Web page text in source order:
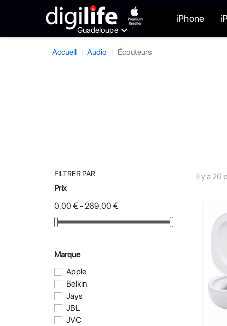
Guadeloupe 
iPhone
Accueil Audio Écouteurs
FILTRER PAR
Prix
0,00 € - 269,00 €
Marque
Apple
Belkin
Jays
JBL
JVC
Il y a 26